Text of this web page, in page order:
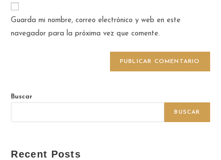
Guarda mi nombre, correo electrónico y web en este
navegador para la próxima vez que comente.
Buscar
BUSCAR
Recent Posts